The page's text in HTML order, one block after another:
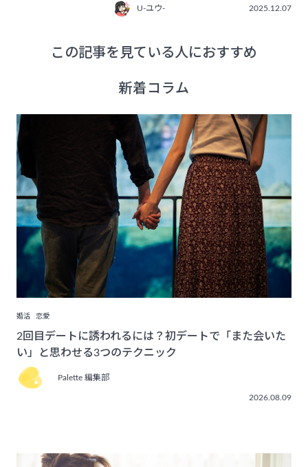
U-ユウ- 2025.12.07
この記事を見ている人におすすめ
新着コラム
婚活 恋愛
2回目デートに誘われるには？初デートで「また会いた
い」と思わせる3つのテクニック
Palette 編集部
2026.08.09